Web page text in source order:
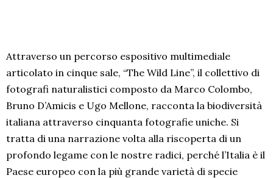
Attraverso un percorso espositivo multimediale
articolato in cinque sale, “The Wild Line”, il collettivo di
fotografi naturalistici composto da Marco Colombo,
Bruno D’Amicis e Ugo Mellone, racconta la biodiversità
italiana attraverso cinquanta fotografie uniche. Si
tratta di una narrazione volta alla riscoperta di un
profondo legame con le nostre radici, perché l’Italia è il
Paese europeo con la più grande varietà di specie